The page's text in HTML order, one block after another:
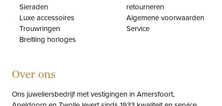
Sieraden
Luxe accessoires
Trouwringen
Breitling horloges
retourneren
Algemene voorwaarden
Service
Over ons
Ons juweliersbedrijf met vestigingen in Amersfoort,